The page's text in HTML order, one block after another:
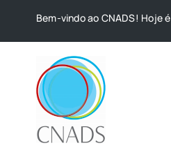
Bem-vindo ao CNADS! Hoje